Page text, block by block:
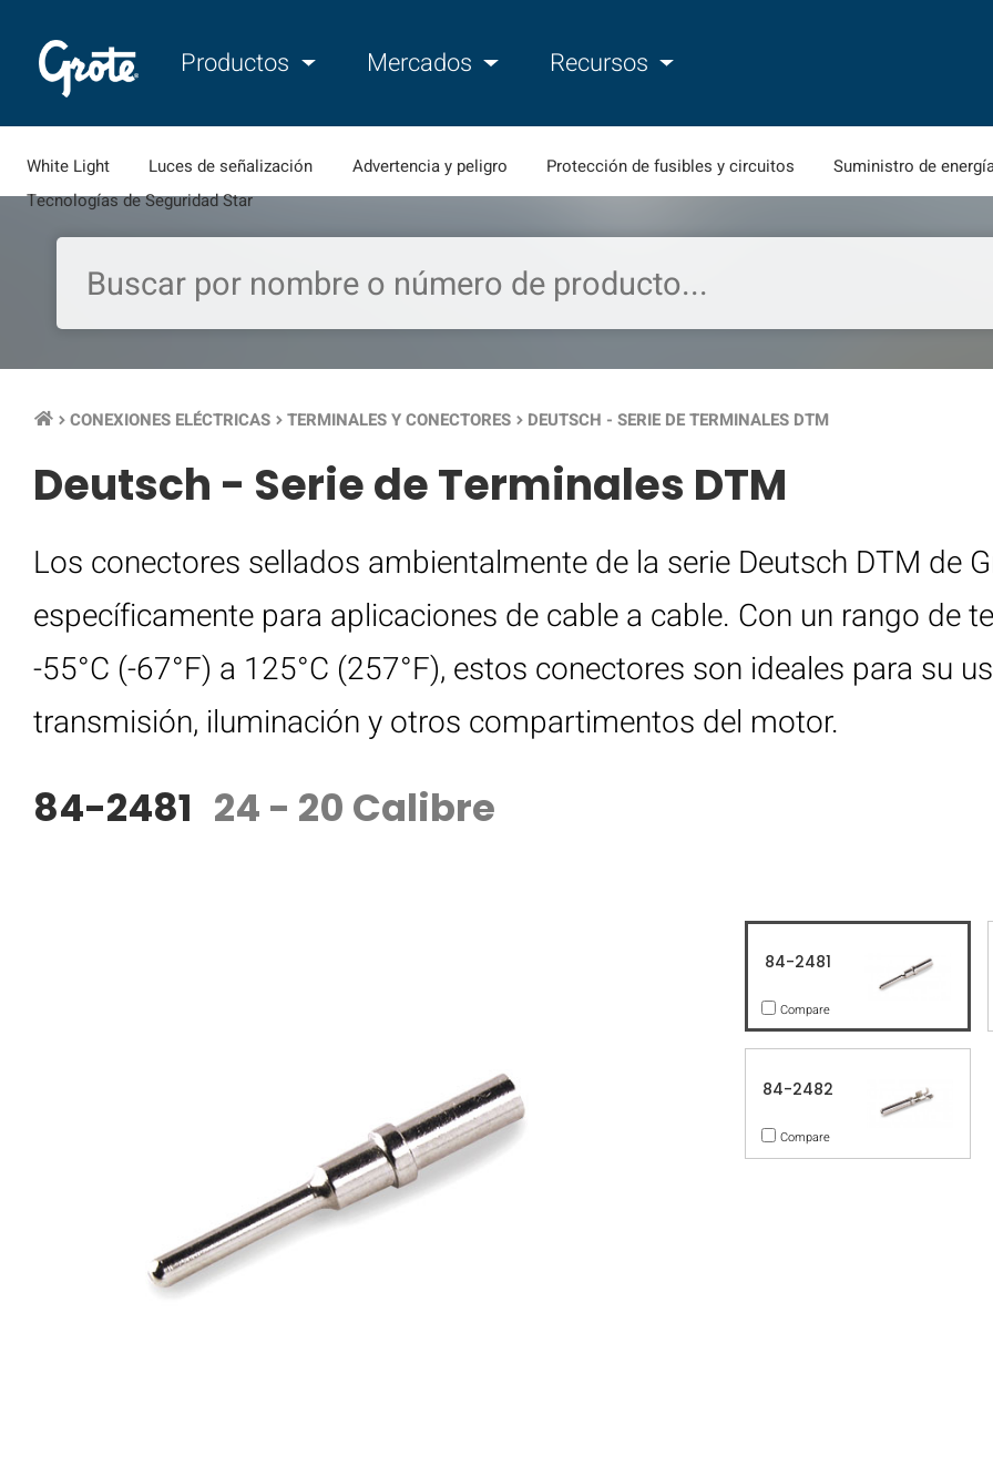
Productos Mercados Recursos
White Light Luces de señalización Advertencia y peligro Protección de fusibles y circuitos Suministro de
Tecnologías de Seguridad Star
keyboard_arrow_right CONEXIONES ELÉCTRICAS keyboard_arrow_right TERMINALES Y CONECTORES keyboard_arrow_right DEUTSCH - SERIE DE TERMINALES DTM
Deutsch - Serie de Terminales DTM
Los conectores sellados ambientalmente de la serie Deutsch DTM de
específicamente para aplicaciones de cable a cable. Con un rango de
-55°C (-67°F) a 125°C (257°F), estos conectores son ideales para su
transmisión, iluminación y otros compartimentos del motor.
84-2481 24 - 20 Calibre
84-2481
Compare
84-2482
Compare